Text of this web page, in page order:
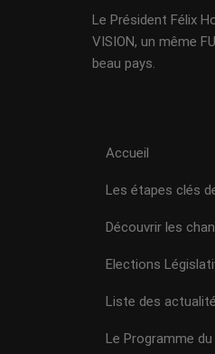
Le Président Félix
VISION, un même
beau pays.
Accueil
Les étapes clés
Découvrir les
Elections
Liste des
Le Programme